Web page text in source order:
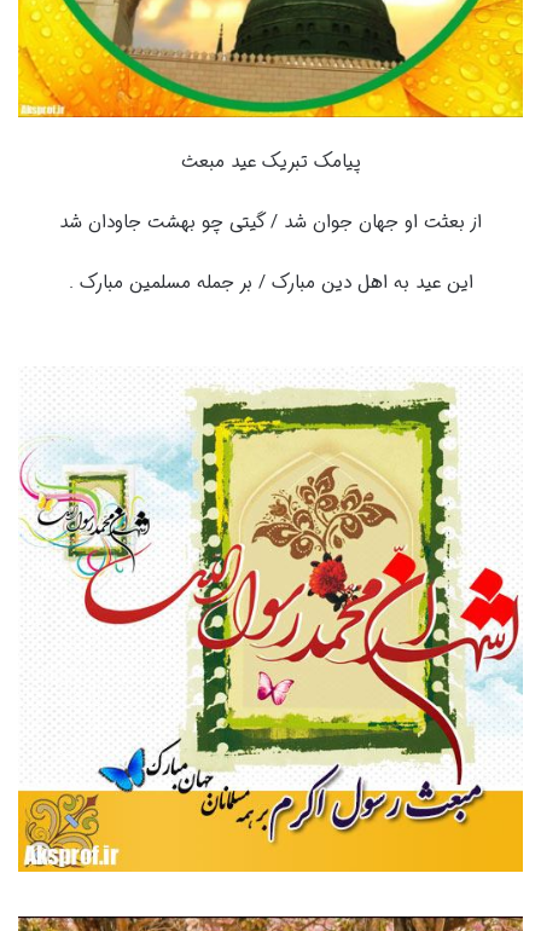
پیامک تبریک عید مبعث
از بعثت او جهان جوان شد / گیتى چو بهشت جاودان شد
این عید به اهل دین مبارک / بر جمله مسلمین مبارک .